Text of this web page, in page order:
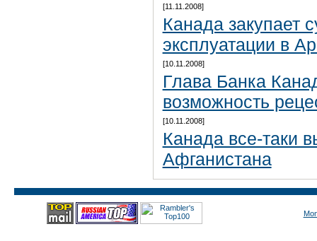
[11.11.2008]
Канада закупает
эксплуатации в
[10.11.2008]
Глава Банка
возможность
[10.11.2008]
Канада все-таки
Афганистана